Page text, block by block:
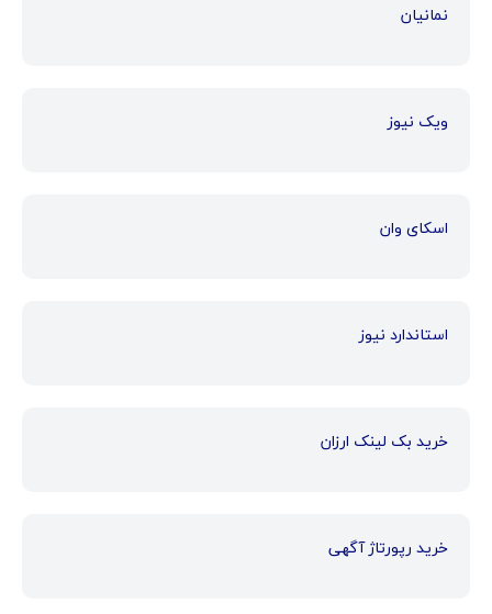
نمانیان
ویک نیوز
اسکای وان
استاندارد نیوز
خرید بک لینک ارزان
خرید رپورتاژ آگهی